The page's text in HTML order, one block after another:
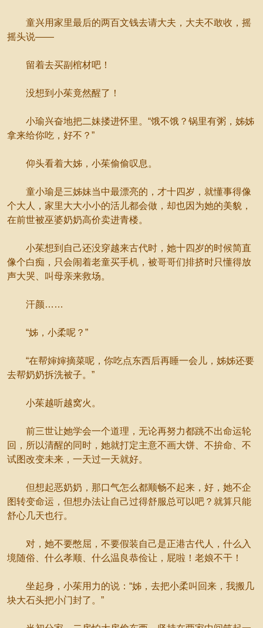
童兴用家里最后的两百文钱去请大夫，大夫不敢收，摇
摇头说——
留着去买副棺材吧！
没想到小茱竟然醒了！
小瑜兴奋地把二妹搂进怀里。“饿不饿？锅里有粥，姊姊
拿来给你吃，好不？”
仰头看着大姊，小茱偷偷叹息。
童小瑜是三姊妹当中最漂亮的，才十四岁，就懂事得像
个大人，家里大大小小的活儿都会做，却也因为她的美貌，
在前世被巫婆奶奶高价卖进青楼。
小茱想到自己还没穿越来古代时，她十四岁的时候简直
像个白痴，只会闹着老童买手机，被哥哥们排挤时只懂得放
声大哭、叫母亲来救场。
汗颜……
“姊，小柔呢？”
“在帮婶婶摘菜呢，你吃点东西后再睡一会儿，姊姊还要
去帮奶奶拆洗被子。”
小茱越听越窝火。
前三世让她学会一个道理，无论再努力都跳不出命运轮
回，所以清醒的同时，她就打定主意不画大饼、不拚命、不
试图改变未来，一天过一天就好。
但想起恶奶奶，那口气怎么都顺畅不起来，好，她不企
图转变命运，但想办法让自己过得舒服总可以吧？就算只能
舒心几天也行。
对，她不要憋屈，不要假装自己是正港古代人，什么入
境随俗、什么孝顺、什么温良恭俭让，屁啦！老娘不干！
坐起身，小茱用力的说：“姊，去把小柔叫回来，我搬几
块大石头把小门封了。”